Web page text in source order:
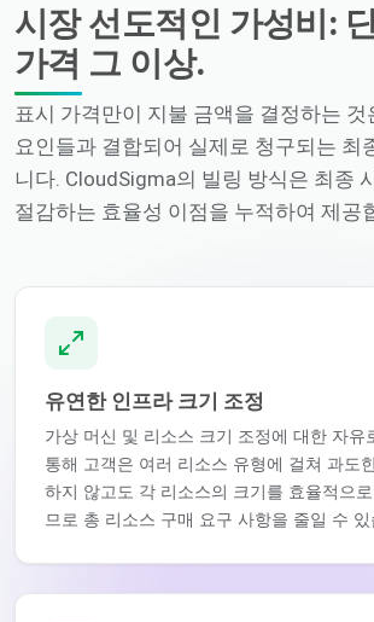
시장 선도적인 가성비:
가격 그 이상.
표시 가격만이 지불 금액을 결정하는 것
요인들과 결합되어 실제로 청구되는 최
니다. CloudSigma의 빌링 방식은 최종
절감하는 효율성 이점을 누적하여 제공
유연한 인프라 크기 조정
가상 머신 및 리소스 크기 조정에 대한 자유
통해 고객은 여러 리소스 유형에 걸쳐 과도
하지 않고도 각 리소스의 크기를 효율적으
므로 총 리소스 구매 요구 사항을 줄일 수 있